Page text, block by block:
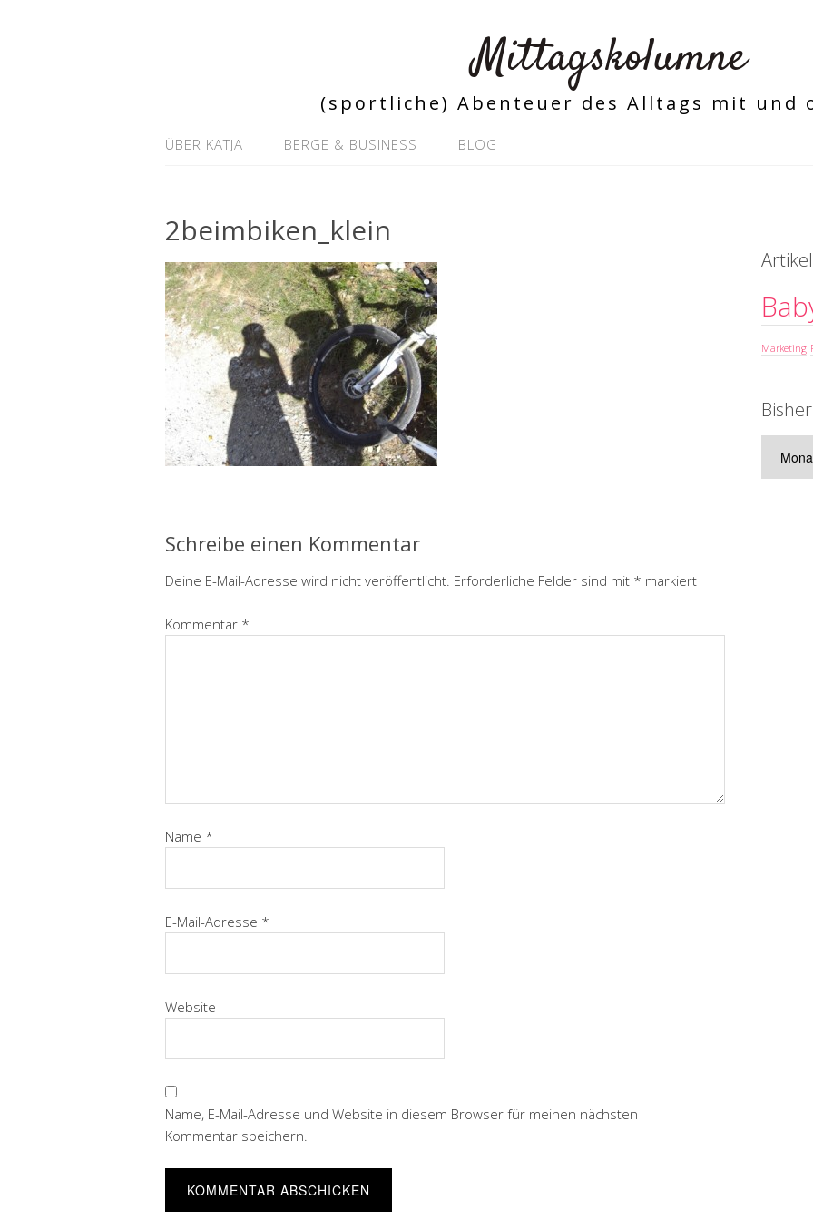
Mittagskolumne
(sportliche) Abenteuer des Alltags mit und
ÜBER KATJA BERGE & BUSINESS BLOG
2beimbiken_klein
Schreibe einen Kommentar
Deine E-Mail-Adresse wird nicht veröffentlicht. Erforderliche Felder sind mit * markiert
Kommentar *
Name *
E-Mail-Adresse *
Website
Name, E-Mail-Adresse und Website in diesem Browser für meinen nächsten
Kommentar speichern.
Marketing
Artikel